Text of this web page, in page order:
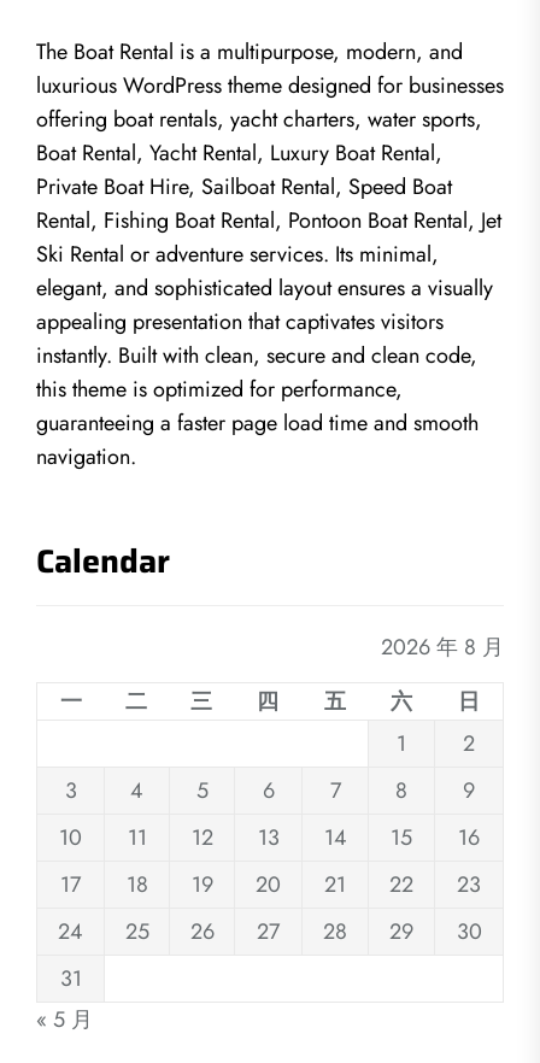
The Boat Rental is a multipurpose, modern, and
luxurious WordPress theme designed for businesses
offering boat rentals, yacht charters, water sports,
Boat Rental, Yacht Rental, Luxury Boat Rental,
Private Boat Hire, Sailboat Rental, Speed Boat
Rental, Fishing Boat Rental, Pontoon Boat Rental, Jet
Ski Rental or adventure services. Its minimal,
elegant, and sophisticated layout ensures a visually
appealing presentation that captivates visitors
instantly. Built with clean, secure and clean code,
this theme is optimized for performance,
guaranteeing a faster page load time and smooth
navigation.
Calendar
2026 年 8 月
一
二 三 四 五 六
日
1
2
3
4 5 6 7 8
9
10
11 12 13 14 15
16
17
18 19 20 21 22
23
24
25 26 27 28 29
30
31
« 5 月